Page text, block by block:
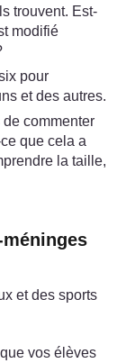
trouvent. Est-
modifié
pour
et des autres.
commenter
que cela a
la taille,
et des sports
vos élèves